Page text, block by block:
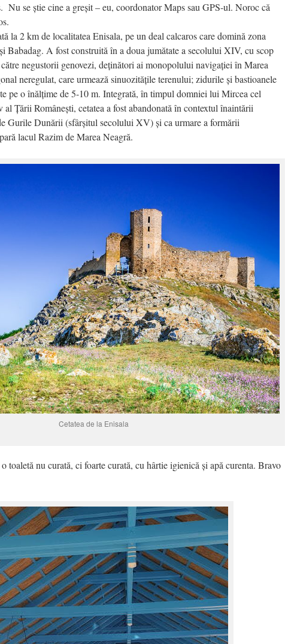
Nu se știe cine a greșit – eu, coordonator Maps sau GPS-ul. Noroc că
la 2 km de localitatea Enisala, pe un deal calcaros care domină zona
Babadag. A fost construită în a doua jumătate a secolului XIV, cu scop
negustorii genovezi, deținători ai monopolului navigației în Marea
neregulat, care urmează sinuozitățile terenului; zidurile și bastioanele
pe o înălțime de 5-10 m. Integrată, în timpul domniei lui Mircea cel
al Ţării Românești, cetatea a fost abandonată în contextul înaintării
Gurile Dunării (sfârșitul secolului XV) și ca urmare a formării
lacul Razim de Marea Neagră.
Cetatea de la Enisala
toaletă nu curată, ci foarte curată, cu hârtie igienică și apă curenta. Bravo